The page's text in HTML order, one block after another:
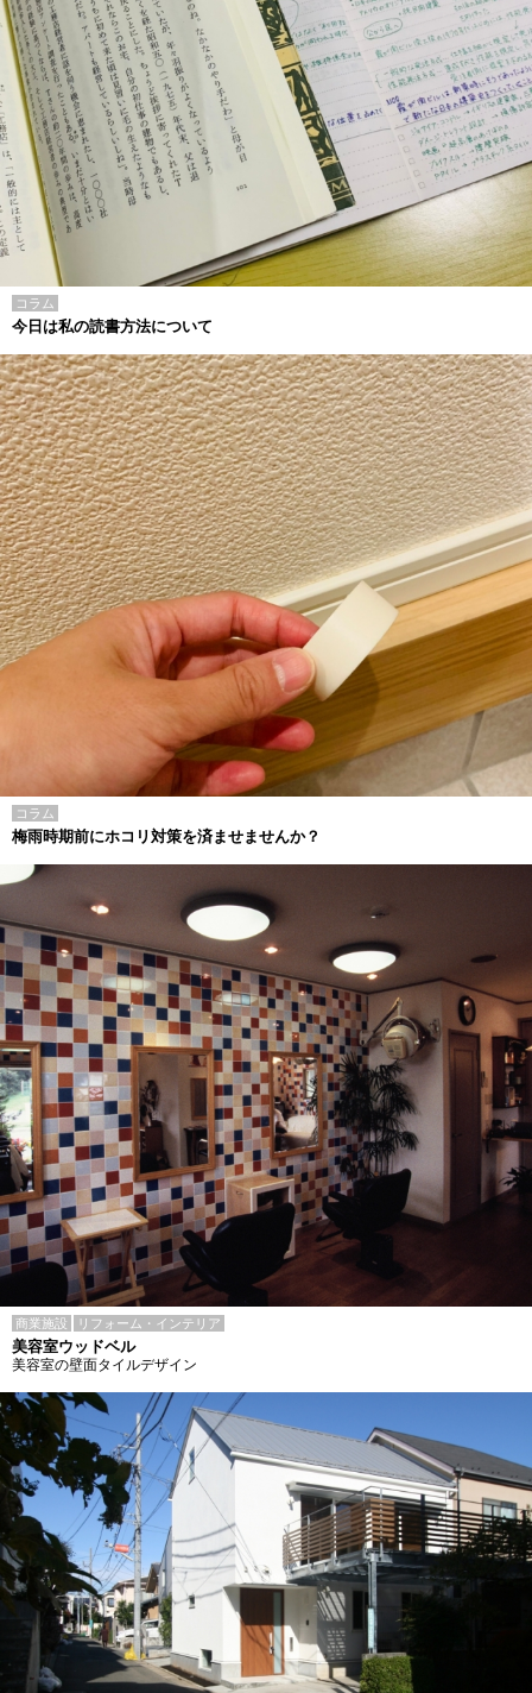
コラム
今日は私の読書方法について
コラム
梅雨時期前にホコリ対策を済ませませんか？
商業施設 リフォーム・インテリア
美容室ウッドベル
美容室の壁面タイルデザイン